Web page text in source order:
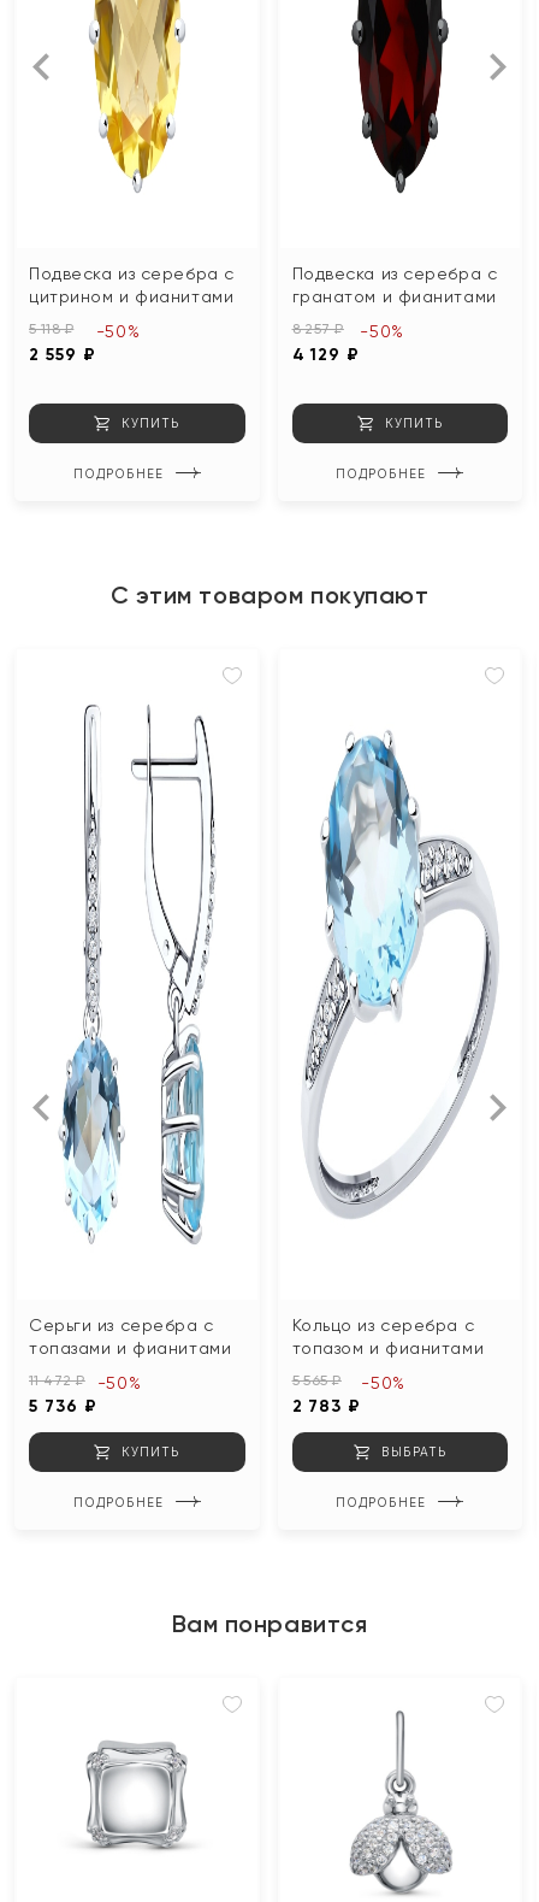
Подвеска из серебра с
цитрином и фианитами
5 118 ₽
2 559 ₽
-50%
КУПИТЬ
ПОДРОБНЕЕ
Подвеска из серебра с
гранатом и фианитами
8 257 ₽
4 129 ₽
-50%
КУПИТЬ
ПОДРОБНЕЕ
С этим товаром покупают
Серьги из серебра с
топазами и фианитами
11 472 ₽
5 736 ₽
-50%
КУПИТЬ
ПОДРОБНЕЕ
Кольцо из серебра с
топазом и фианитами
5 565 ₽
2 783 ₽
-50%
ВЫБРАТЬ
ПОДРОБНЕЕ
Вам понравится